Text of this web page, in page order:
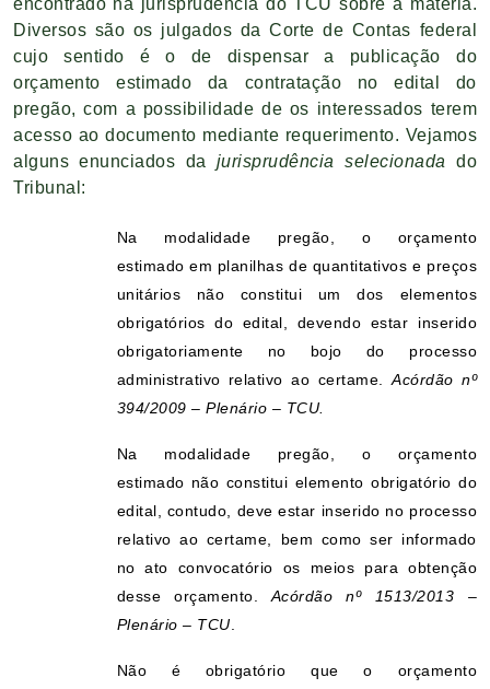
encontrado na jurisprudência do TCU sobre a matéria.
Diversos são os julgados da Corte de Contas federal
cujo sentido é o de dispensar a publicação do
orçamento estimado da contratação no edital do
pregão, com a possibilidade de os interessados terem
acesso ao documento mediante requerimento. Vejamos
alguns enunciados da jurisprudência selecionada
do
Tribunal:
Na modalidade pregão, o orçamento
estimado em planilhas de quantitativos e preços
unitários não constitui um dos elementos
obrigatórios do edital, devendo estar inserido
obrigatoriamente no bojo do processo
administrativo relativo ao certame.Acórdão nº
394/2009 – Plenário – TCU.
Na modalidade pregão, o orçamento
estimado não constitui elemento obrigatório do
edital, contudo, deve estar inserido no processo
relativo ao certame, bem como ser informado
no ato convocatório os meios para obtenção
desse orçamento.
Acórdão nº 1513/2013 –
Plenário – TCU
Não é obrigatório que o orçamento